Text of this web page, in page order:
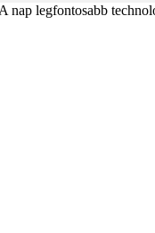
A nap legfontosabb